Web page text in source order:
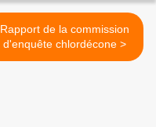
Rapport de la commission
d'enquête chlordécone >